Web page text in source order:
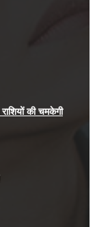
की चमकेगी